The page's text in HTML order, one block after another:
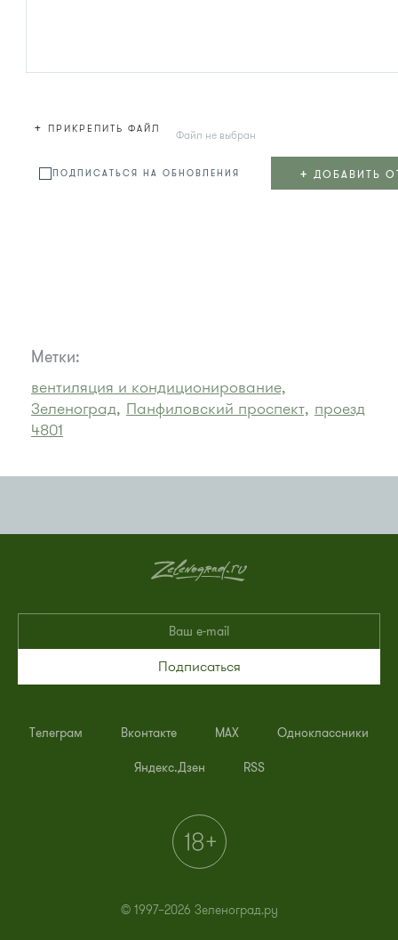
+ ПРИКРЕПИТЬ ФАЙЛ Файл не выбран
ПОДПИСАТЬСЯ НА ОБНОВЛЕНИЯ + ДОБАВИТЬ
Метки:
вентиляция и кондиционирование,
Зеленоград, Панфиловский проспект, проезд
4801
Подписаться
Телеграм Вконтакте MAX Одноклассники
Яндекс.Дзен RSS
© 1997–2026 Зеленоград.ру